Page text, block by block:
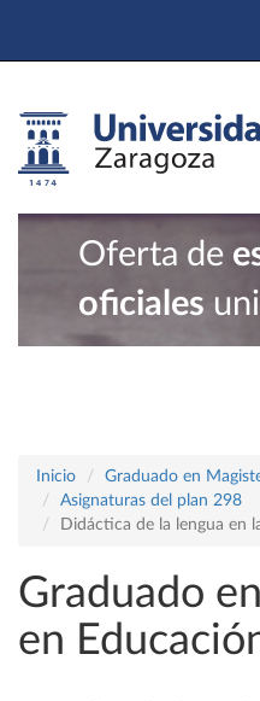
Oferta de
oficiales
Inicio
Graduado en
Asignaturas del plan 298
Didáctica de la lengua en
Graduado
en